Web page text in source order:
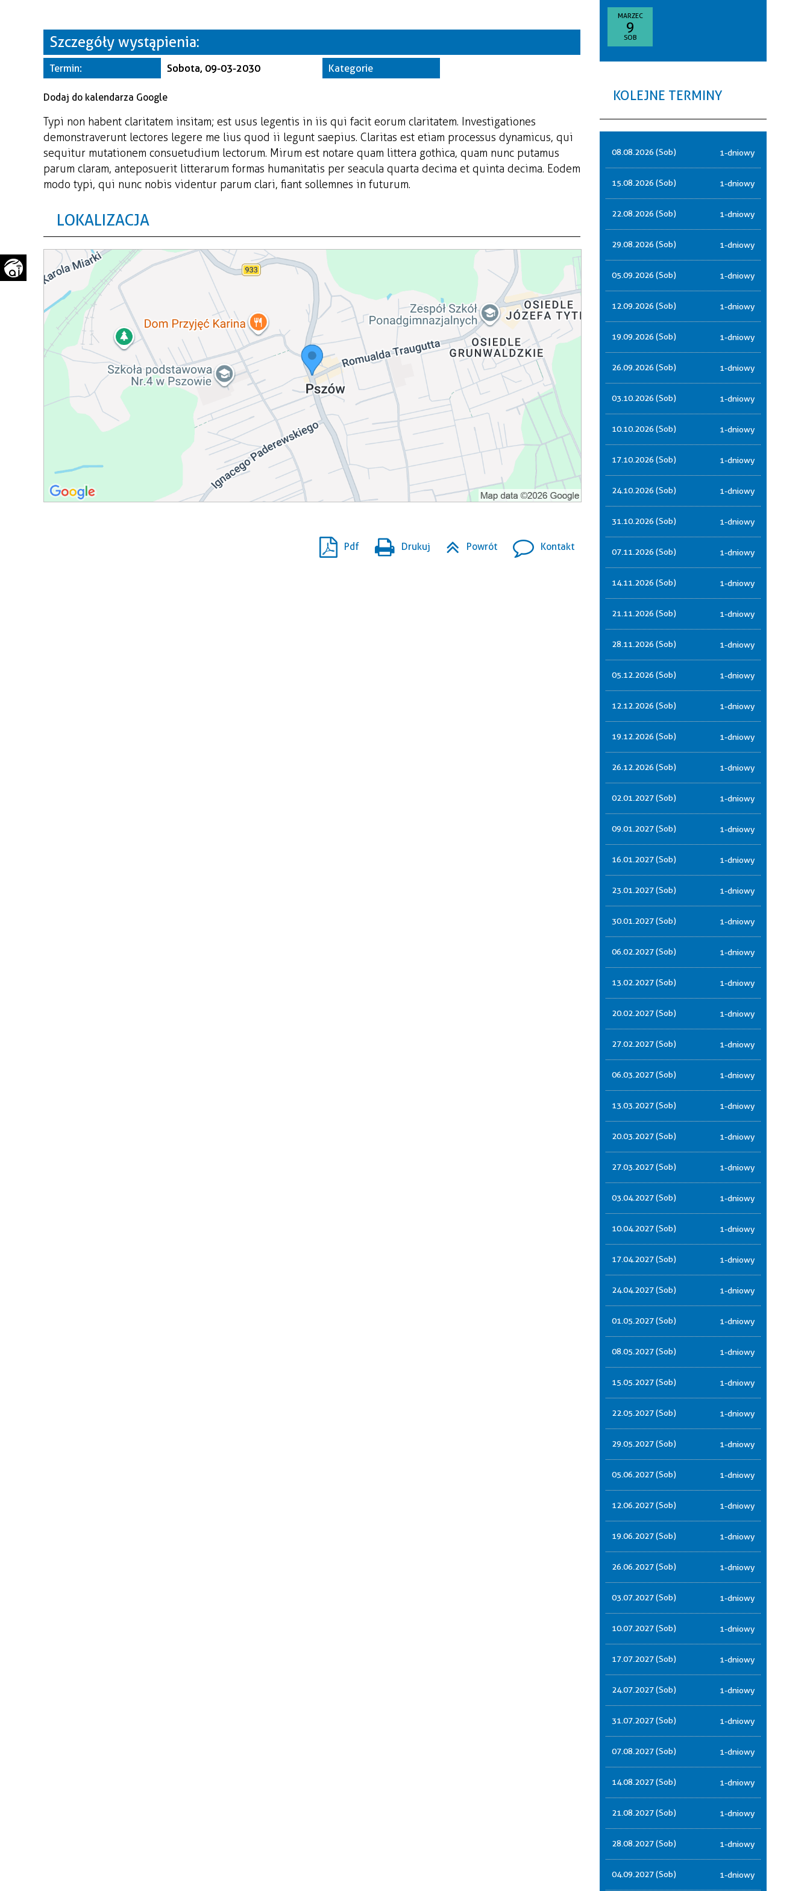
GAZETA SAMORZĄDOWA
"PSZOW.PL"
Szczegóły wystąpienia:
Termin: Sobota, 09-03-2030 Kategorie
Dodaj do kalendarza Google
Typi non habent claritatem insitam; est usus legentis in iis qui facit eorum claritatem. Investigationes
demonstraverunt lectores legere me lius quod ii legunt saepius. Claritas est etiam processus dynamicus, qui
sequitur mutationem consuetudium lectorum. Mirum est notare quam littera gothica, quam nunc putamus
parum claram, anteposuerit litterarum formas humanitatis per seacula quarta decima et quinta decima. Eodem
modo typi, qui nunc nobis videntur parum clari, fiant sollemnes in futurum.
LOKALIZACJA
Pdf Drukuj Powrót Kontakt
MARZEC
9
SOB
KOLEJNE TERMINY
08.08.2026 (Sob) 1-dniowy
15.08.2026 (Sob) 1-dniowy
22.08.2026 (Sob) 1-dniowy
29.08.2026 (Sob) 1-dniowy
05.09.2026 (Sob) 1-dniowy
12.09.2026 (Sob) 1-dniowy
19.09.2026 (Sob) 1-dniowy
26.09.2026 (Sob) 1-dniowy
03.10.2026 (Sob) 1-dniowy
10.10.2026 (Sob) 1-dniowy
17.10.2026 (Sob) 1-dniowy
24.10.2026 (Sob) 1-dniowy
31.10.2026 (Sob) 1-dniowy
07.11.2026 (Sob) 1-dniowy
14.11.2026 (Sob) 1-dniowy
21.11.2026 (Sob) 1-dniowy
28.11.2026 (Sob) 1-dniowy
05.12.2026 (Sob) 1-dniowy
12.12.2026 (Sob) 1-dniowy
19.12.2026 (Sob) 1-dniowy
26.12.2026 (Sob) 1-dniowy
02.01.2027 (Sob) 1-dniowy
09.01.2027 (Sob) 1-dniowy
16.01.2027 (Sob) 1-dniowy
23.01.2027 (Sob) 1-dniowy
30.01.2027 (Sob) 1-dniowy
06.02.2027 (Sob) 1-dniowy
13.02.2027 (Sob) 1-dniowy
20.02.2027 (Sob) 1-dniowy
27.02.2027 (Sob) 1-dniowy
06.03.2027 (Sob) 1-dniowy
13.03.2027 (Sob) 1-dniowy
20.03.2027 (Sob) 1-dniowy
27.03.2027 (Sob) 1-dniowy
03.04.2027 (Sob) 1-dniowy
10.04.2027 (Sob) 1-dniowy
17.04.2027 (Sob) 1-dniowy
24.04.2027 (Sob) 1-dniowy
01.05.2027 (Sob) 1-dniowy
08.05.2027 (Sob) 1-dniowy
15.05.2027 (Sob) 1-dniowy
22.05.2027 (Sob) 1-dniowy
29.05.2027 (Sob) 1-dniowy
05.06.2027 (Sob) 1-dniowy
12.06.2027 (Sob) 1-dniowy
19.06.2027 (Sob) 1-dniowy
26.06.2027 (Sob) 1-dniowy
03.07.2027 (Sob) 1-dniowy
10.07.2027 (Sob) 1-dniowy
17.07.2027 (Sob) 1-dniowy
24.07.2027 (Sob) 1-dniowy
31.07.2027 (Sob) 1-dniowy
07.08.2027 (Sob) 1-dniowy
14.08.2027 (Sob) 1-dniowy
21.08.2027 (Sob) 1-dniowy
28.08.2027 (Sob) 1-dniowy
04.09.2027 (Sob) 1-dniowy